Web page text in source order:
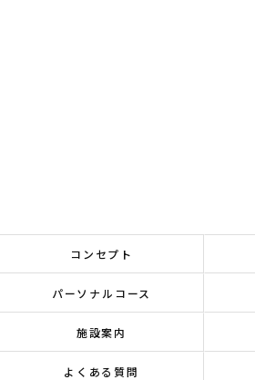
コンセプト
パーソナルコース
施設案内
よくある質問